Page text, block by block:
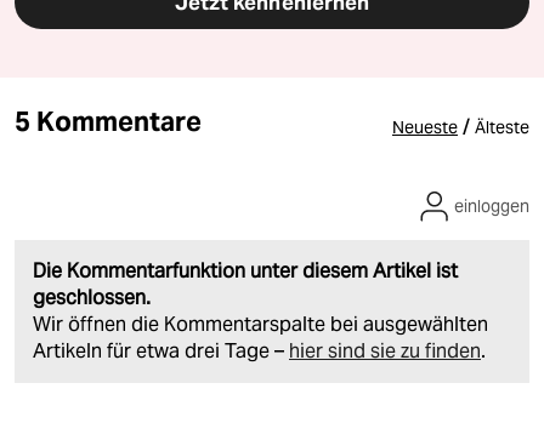
5 Kommentare Neueste / Älteste
Die Kommentarfunktion unter diesem Artikel ist
geschlossen.
Wir öffnen die Kommentarspalte bei ausgewählten
Artikeln für etwa drei Tage – hier sind sie zu finden.
einloggen